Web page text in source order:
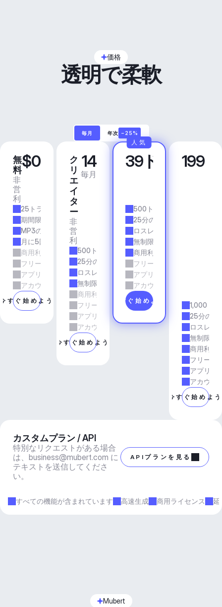
価格
透明で柔軟
毎月 年次 −25%
無
料
非
営
利
$0
25トラック/月
期間限定
MP3の品質
月に5回のダウンロード
商用利用
フリーランスとエージェンシーの仕事
アプリとサービス
アカウントマネージャーのサポート
今すぐ始めよう
ク
リ
エ
イ
タ
ー
非
営
利
14
毎月
500トラック/月
25分の所要時間
ロスレス品質
無制限のダウンロード
商用利用
フリーランスとエージェンシーの仕事
アプリとサービス
アカウントマネージャーのサポート
今すぐ始めよう
プ
ロ
39ドル
500トラック/月
25分の所要時間
ロスレス品質
無制限のダウンロード
商用利用
フリーランスとエージェン
アプリとサービス
アカウントマネージャーの
今すぐ始めよう
人気
ビ
ジ
199
1,000ト
25分の所
ロスレス
無制限の
商用利用
フリーラ
アプリと
アカウン
今すぐ始めよう
カスタムプラン / API
特別なリクエストがある場合
は、 business@mubert.com に
テキストを送信してくださ
い。
APIプランを見る
すべての機能が含まれています 高速生成 商用ライセンス 延
Mubert